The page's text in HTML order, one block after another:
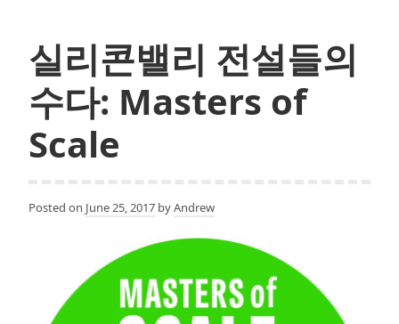
향
의
오
실리콘밸리 전설들의
수다: Masters of
Scale
Posted on June 25, 2017 byAndrew